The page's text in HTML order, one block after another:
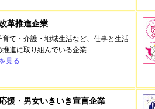
革推進企業
育て・介護・地域生活など、仕事と生活
推進に取り組んでいる企業
見る
援・男女いきいき宣言企業